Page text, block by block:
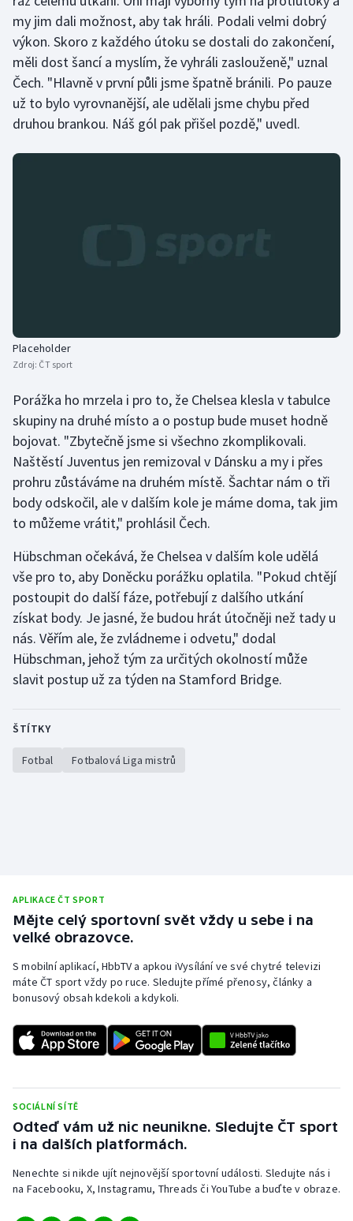
my jim dali možnost, aby tak hráli. Podali velmi dobrý
výkon. Skoro z každého útoku se dostali do zakončení,
měli dost šancí a myslím, že vyhráli zaslouženě," uznal
Čech. "Hlavně v první půli jsme špatně bránili. Po pauze
už to bylo vyrovnanější, ale udělali jsme chybu před
druhou brankou. Náš gól pak přišel pozdě," uvedl.
Placeholder
Zdroj: ČT sport
Porážka ho mrzela i pro to, že Chelsea klesla v tabulce
skupiny na druhé místo a o postup bude muset hodně
bojovat. "Zbytečně jsme si všechno zkomplikovali.
Naštěstí Juventus jen remizoval v Dánsku a my i přes
prohru zůstáváme na druhém místě. Šachtar nám o tři
body odskočil, ale v dalším kole je máme doma, tak jim
to můžeme vrátit," prohlásil Čech.
Hübschman očekává, že Chelsea v dalším kole udělá
vše pro to, aby Doněcku porážku oplatila. "Pokud chtějí
postoupit do další fáze, potřebují z dalšího utkání
získat body. Je jasné, že budou hrát útočněji než tady u
nás. Věřím ale, že zvládneme i odvetu," dodal
Hübschman, jehož tým za určitých okolností může
slavit postup už za týden na Stamford Bridge.
ŠTÍTKY
Fotbal Fotbalová Liga mistrů
APLIKACE ČT SPORT
Mějte celý sportovní svět vždy u sebe i na
velké obrazovce.
S mobilní aplikací, HbbTV a apkou iVysílání ve své chytré televizi
máte ČT sport vždy po ruce. Sledujte přímé přenosy, články a
bonusový obsah kdekoli a kdykoli.
SOCIÁLNÍ SÍTĚ
Odteď vám už nic neunikne. Sledujte ČT sport
i na dalších platformách.
Nenechte si nikde ujít nejnovější sportovní události. Sledujte nás i
na Facebooku, X, Instagramu, Threads či YouTube a buďte v obraze.